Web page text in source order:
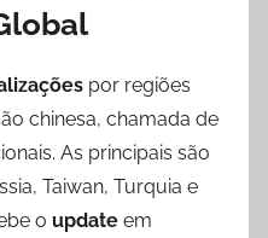
por regiões
chinesa, chamada de
As principais são
Taiwan, Turquia e
o update em